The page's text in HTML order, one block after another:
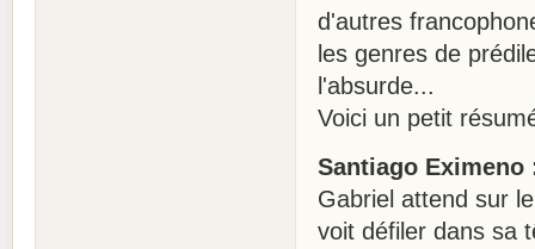
d'autres
les genres de
l'absurde...
Voici un petit
Santiago
Gabriel attend sur
voit défiler dans sa